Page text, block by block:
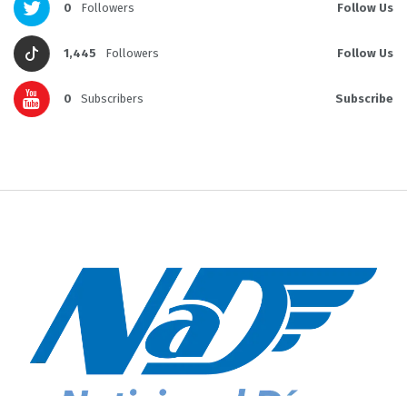
0 Followers Follow Us
1,445 Followers Follow Us
0 Subscribers Subscribe